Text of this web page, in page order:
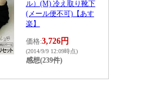
ル）(M) 冷え取り靴下
(メール便不可)【あす
楽】
価格:3,726円
(2014/9/9 12:09時点)
感想(239件)